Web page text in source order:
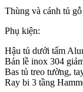
Thùng và cánh tủ
Phụ kiện:
Hậu tủ dưới tấm
Bản lề inox 304
Bas tủ treo tường,
Ray bi 3 tầng